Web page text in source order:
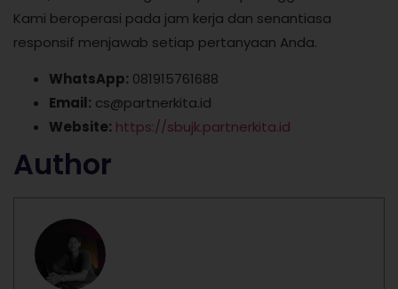
Kami beroperasi pada jam kerja dan senantiasa
responsif menjawab setiap pertanyaan Anda.
WhatsApp: 081915761688
Email: cs@partnerkita.id
Website: https://sbujk.partnerkita.id
Author